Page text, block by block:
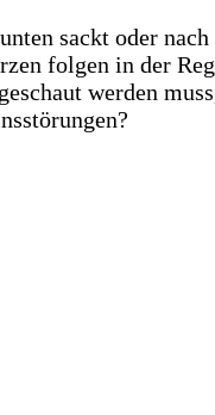
sackt oder
folgen in der
werden